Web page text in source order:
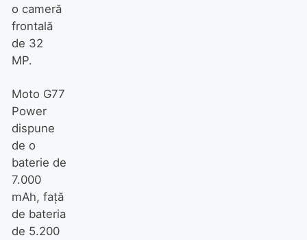
o cameră
frontală
de 32
MP.
Moto G77
Power
dispune
de o
baterie de
7.000
mAh, față
de bateria
de 5.200